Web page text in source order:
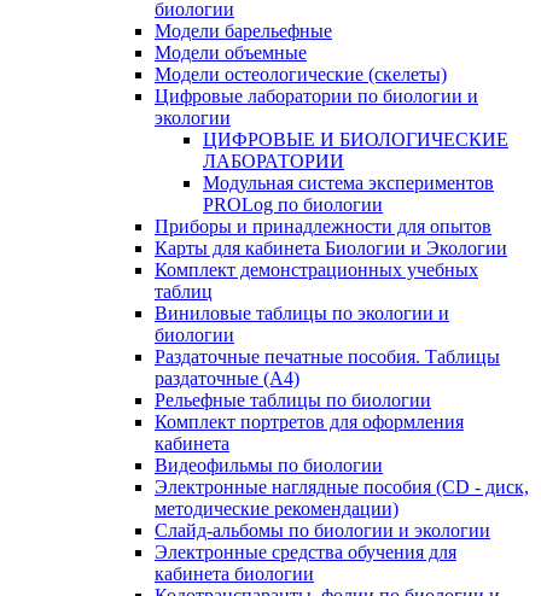
биологии
Модели барельефные
Модели объемные
Модели остеологические (скелеты)
Цифровые лаборатории по биологии и
экологии
ЦИФРОВЫЕ И БИОЛОГИЧЕСКИЕ
ЛАБОРАТОРИИ
Модульная система экспериментов
PROLog по биологии
Приборы и принадлежности для опытов
Карты для кабинета Биологии и Экологии
Комплект демонстрационных учебных
таблиц
Виниловые таблицы по экологии и
биологии
Раздаточные печатные пособия. Таблицы
раздаточные (А4)
Рельефные таблицы по биологии
Комплект портретов для оформления
кабинета
Видеофильмы по биологии
Электронные наглядные пособия (CD - диск,
методические рекомендации)
Слайд-альбомы по биологии и экологии
Электронные средства обучения для
кабинета биологии